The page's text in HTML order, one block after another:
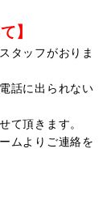
】
タッフがおりま
話に出られない
て頂きます。
ムよりご連絡を